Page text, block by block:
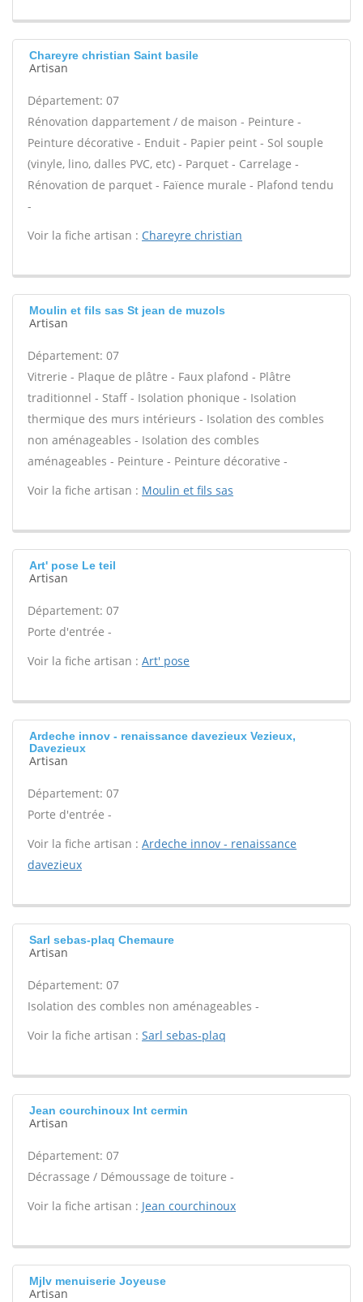
Chareyre christian Saint basile
Artisan
Département: 07
Rénovation dappartement / de maison - Peinture -
Peinture décorative - Enduit - Papier peint - Sol souple
(vinyle, lino, dalles PVC, etc) - Parquet - Carrelage -
Rénovation de parquet - Faïence murale - Plafond tendu
-
Voir la fiche artisan : Chareyre christian
Moulin et fils sas St jean de muzols
Artisan
Département: 07
Vitrerie - Plaque de plâtre - Faux plafond - Plâtre
traditionnel - Staff - Isolation phonique - Isolation
thermique des murs intérieurs - Isolation des combles
non aménageables - Isolation des combles
aménageables - Peinture - Peinture décorative -
Voir la fiche artisan : Moulin et fils sas
Art' pose Le teil
Artisan
Département: 07
Porte d'entrée -
Voir la fiche artisan : Art' pose
Ardeche innov - renaissance davezieux Vezieux,
Davezieux
Artisan
Département: 07
Porte d'entrée -
Voir la fiche artisan : Ardeche innov - renaissance
davezieux
Sarl sebas-plaq Chemaure
Artisan
Département: 07
Isolation des combles non aménageables -
Voir la fiche artisan : Sarl sebas-plaq
Jean courchinoux Int cermin
Artisan
Département: 07
Décrassage / Démoussage de toiture -
Voir la fiche artisan : Jean courchinoux
Mjlv menuiserie Joyeuse
Artisan